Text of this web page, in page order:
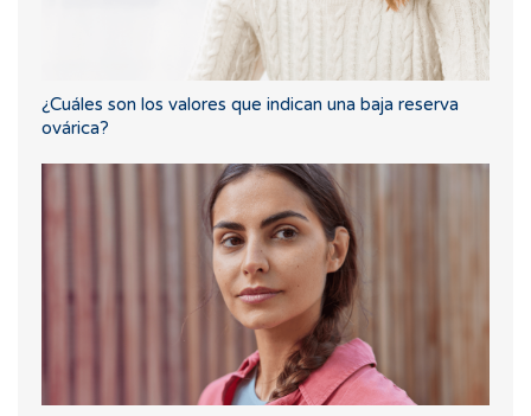
¿Cuáles son los valores que indican una baja reserva
ovárica?